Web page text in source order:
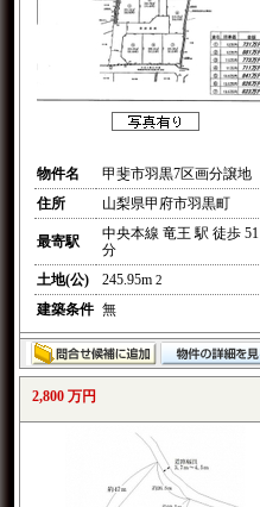
物件名
甲斐市羽黒7区画分譲地
住所
山梨県甲府市羽黒町
最寄駅
中央本線 竜王 駅 徒歩 51
分
土地(公)
245.95m 2
建築条件 無
2,800 万円